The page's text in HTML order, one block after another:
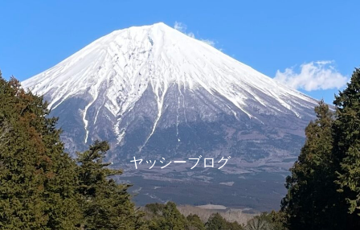
ヤッシーブログ